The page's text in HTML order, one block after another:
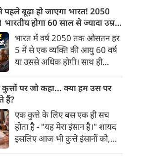
बूढ़ा हो जाएगा भारत! 2050
होगा 60 साल से ज्यादा उम्र
भारत में वर्ष 2050 तक औसतन हर
5 में से एक व्यक्ति की आयु 60 वर्ष
या उससे अधिक होगी। साथ ही
भारत में रहेंगे। ‘ट्रांसफॉर्म रूरल
अनुसार भारत विकसित देशों के
विपरीत समृद्ध बनने से पहले ही वृद्ध
होती आबादी वाले देश की श्रेणी में
पहुंच रहा है।
कुत्तों पर जो कहा... क्या हम उस पर
हैं?
एक कुत्ते के लिए बस एक ही सच
होता है - "यह मेरा इंसान है।" शायद
इसलिए आज भी कुत्ते इंसानों को,